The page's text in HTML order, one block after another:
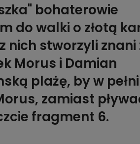
bohaterowie
do walki o złotą
nich stworzyli znani
Morus i Damian
plażę, by w pełni
zamiast
fragment 6.